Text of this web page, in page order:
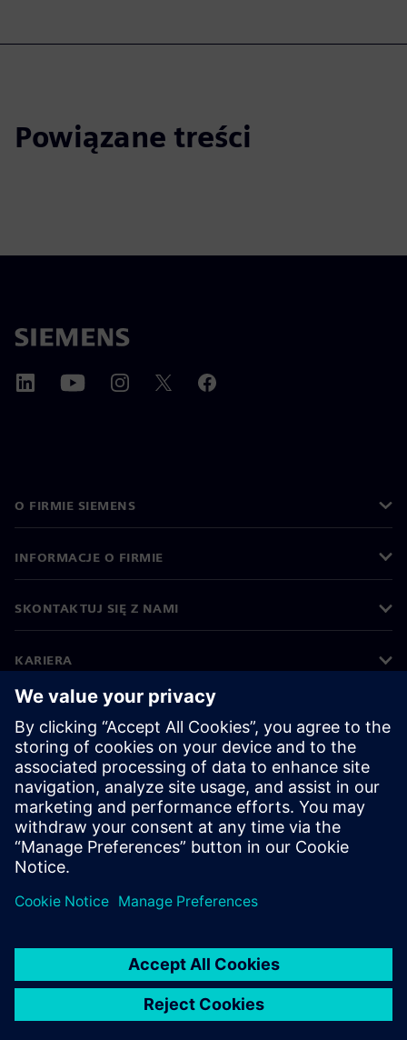
Powiązane treści
O FIRMIE SIEMENS
INFORMACJE O FIRMIE
SKONTAKTUJ SIĘ Z NAMI
KARIERA
©Siemens 2026
Informacje korporacyjne
Polityka prywatności
Polityka cookies
Warunki użytkowania
Cyfrowa identyfikacja
System zgłaszania nieprawidłowości